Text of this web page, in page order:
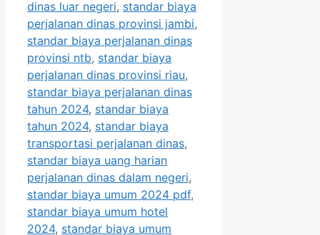
dinas luar negeri, standar biaya
perjalanan dinas provinsi jambi,
standar biaya perjalanan dinas
provinsi ntb, standar biaya
perjalanan dinas provinsi riau,
standar biaya perjalanan dinas
tahun 2024, standar biaya
tahun 2024, standar biaya
transportasi perjalanan dinas,
standar biaya uang harian
perjalanan dinas dalam negeri,
standar biaya umum 2024 pdf,
standar biaya umum hotel
2024, standar biaya umum